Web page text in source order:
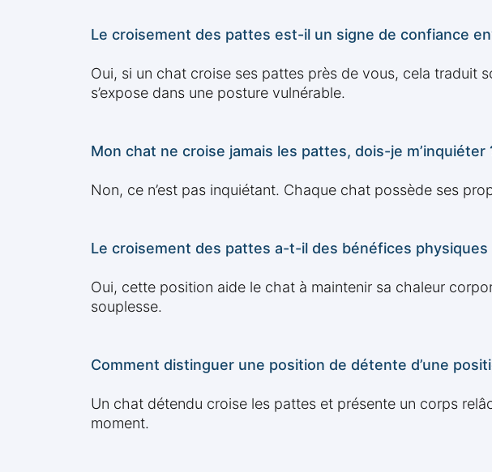
Le croisement des pattes est-il un signe de confiance
Oui, si un chat croise ses pattes près de vous, cela traduit
s’expose dans une posture vulnérable.
Mon chat ne croise jamais les pattes, dois-je m’inquiéter
Non, ce n’est pas inquiétant. Chaque chat possède ses
Le croisement des pattes a-t-il des bénéfices physiques
Oui, cette position aide le chat à maintenir sa chaleur
souplesse.
Comment distinguer une position de détente d’une
Un chat détendu croise les pattes et présente un corps
moment.